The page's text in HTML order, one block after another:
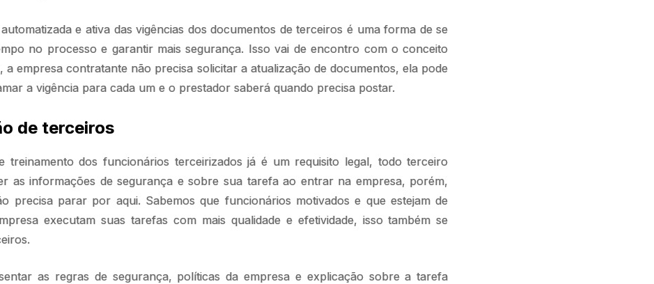
e ativa das vigências dos documentos de terceiros é uma forma de se
no processo e garantir mais segurança. Isso vai de encontro com o conceito
a empresa contratante não precisa solicitar a atualização de documentos, ela pode
a vigência para cada um e o prestador saberá quando precisa postar.
de terceiros
treinamento dos funcionários terceirizados já é um requisito legal, todo terceiro
as informações de segurança e sobre sua tarefa ao entrar na empresa, porém,
precisa parar por aqui. Sabemos que funcionários motivados e que estejam de
executam suas tarefas com mais qualidade e efetividade, isso também se
as regras de segurança, políticas da empresa e explicação sobre a tarefa